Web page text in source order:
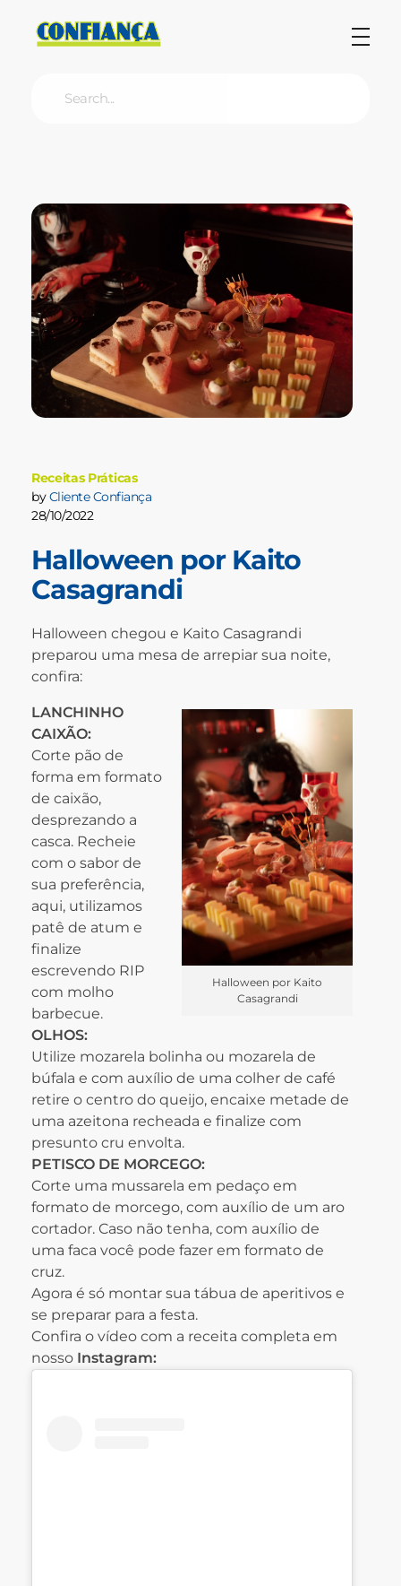
Halloween por Kaito
Casagrandi
28/10/2022
by Cliente Confiança
Receitas Práticas
Halloween chegou e Kaito Casagrandi
preparou uma mesa de arrepiar sua noite,
confira:
Halloween por Kaito
Casagrandi
LANCHINHO
CAIXÃO:
Corte pão de
forma em formato
de caixão,
desprezando a
casca. Recheie
com o sabor de
sua preferência,
aqui, utilizamos
patê de atum e
finalize
escrevendo RIP
com molho
barbecue.
OLHOS:
Utilize mozarela bolinha ou mozarela de
búfala e com auxílio de uma colher de café
retire o centro do queijo, encaixe metade de
uma azeitona recheada e finalize com
presunto cru envolta.
PETISCO DE MORCEGO:
Corte uma mussarela em pedaço em
formato de morcego, com auxílio de um aro
cortador. Caso não tenha, com auxílio de
uma faca você pode fazer em formato de
cruz.
Agora é só montar sua tábua de aperitivos e
se preparar para a festa.
Confira o vídeo com a receita completa em
nosso Instagram: